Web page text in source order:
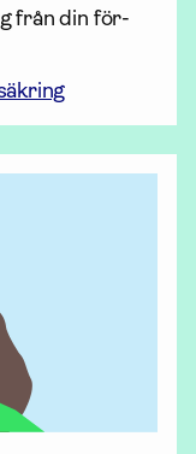
från din för­